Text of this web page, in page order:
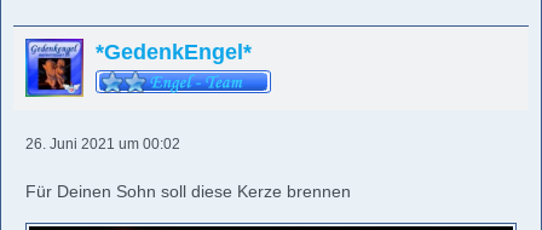
*GedenkEngel*
26. Juni 2021 um 00:02
Für Deinen Sohn soll diese Kerze brennen